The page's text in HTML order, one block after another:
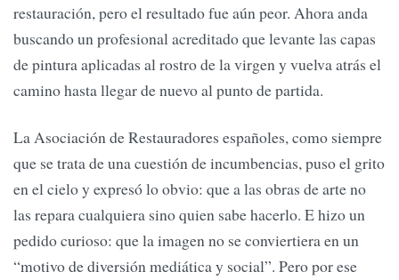
restauración, pero el resultado fue aún peor. Ahora anda
buscando un profesional acreditado que levante las capas
de pintura aplicadas al rostro de la virgen y vuelva atrás el
camino hasta llegar de nuevo al punto de partida.
La Asociación de Restauradores españoles, como siempre
que se trata de una cuestión de incumbencias, puso el grito
en el cielo y expresó lo obvio: que a las obras de arte no
las repara cualquiera sino quien sabe hacerlo. E hizo un
pedido curioso: que la imagen no se conviertiera en un
“motivo de diversión mediática y social”. Pero por ese